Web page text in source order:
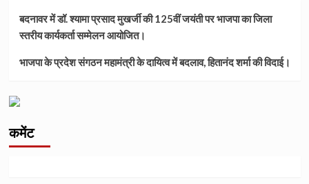
बदनावर में डॉ. श्यामा प्रसाद मुखर्जी की 125वीं जयंती पर भाजपा का जिला
स्तरीय कार्यकर्ता सम्मेलन आयोजित।
भाजपा के प्रदेश संगठन महामंत्री के दायित्व में बदलाव, हितानंद शर्मा की विदाई।
कमेंट